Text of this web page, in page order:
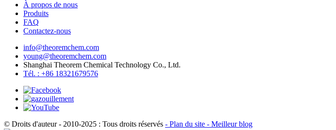
À propos de nous
Produits
FAQ
Contactez-nous
info@theoremchem.com
young@theoremchem.com
Shanghai Theorem Chemical Technology Co., Ltd.
Tél. : +86 18321679576
© Droits d'auteur - 2010-2025 : Tous droits réservés - Plan du site - Meilleur blog